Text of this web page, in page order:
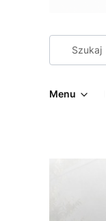
Menu